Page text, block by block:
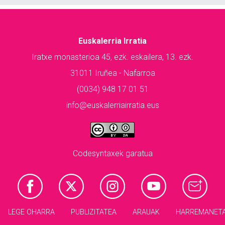
Euskalerria Irratia
Iratxe monasterioa 45, ezk. eskailera, 13. ezk.
31011 Iruñea - Nafarroa
(0034) 948 17 01 51
info@euskalerriairratia.eus
Codesyntaxek garatua
LEGE OHARRA PUBLIZITATEA ARAUAK